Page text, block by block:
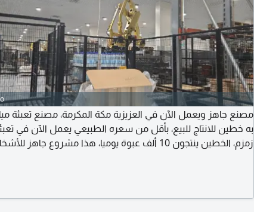
مصنع جاهز ويعمل الآن في العزيزية مكة المكرمة، مصنع تعبئة
به خطين للانتاج للبيع، بأقل من سعره الطبيعي يعمل الآن في
زمزم، الخطين ينتجون 10 ألف عبوة يوميا، هذا مشروع جاهز